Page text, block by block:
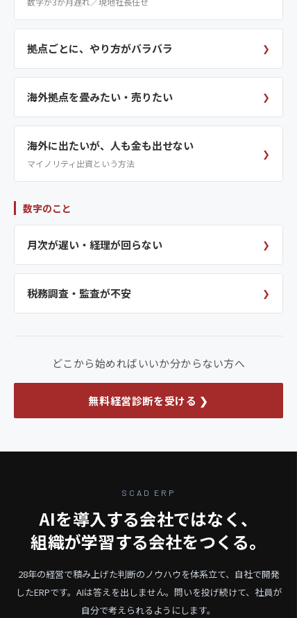
拠点ごとに、やり方がバラバラ ❯
海外拠点を畳みたい・売りたい ❯
海外に出たいが、人も金も出せない
マイノリティ出資という方法
❯
数字のこと
月次が遅い・経理が回らない ❯
税務調査・監査が不安 ❯
どこから始めればいいか分からない方へ
無料経営診断を受ける ❯
SCAD ERP
AIを導入する会社ではなく、
組織が学習する会社をつくる。
28年の経営で積み上げた判断のノウハウを体系立て、自社で開発
したERPです。 AIは答えを出しません。問いを投げ続けて、社員が
自分で考えられるようにします。